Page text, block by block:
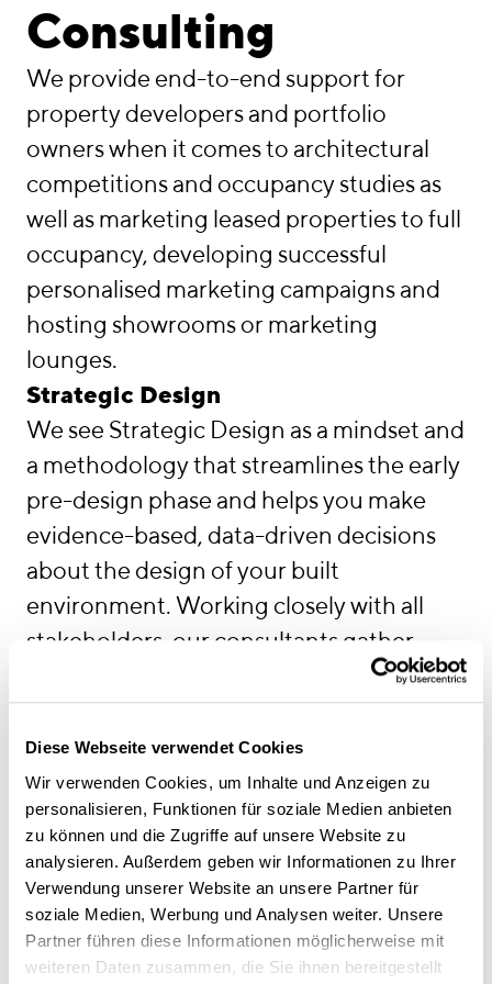
Diese Webseite verwendet Cookies
Wir verwenden Cookies, um Inhalte und Anzeigen zu
personalisieren, Funktionen für soziale Medien anbieten
zu können und die Zugriffe auf unsere Website zu
analysieren. Außerdem geben wir Informationen zu Ihrer
Verwendung unserer Website an unsere Partner für
soziale Medien, Werbung und Analysen weiter. Unsere
Partner führen diese Informationen möglicherweise mit
weiteren Daten zusammen, die Sie ihnen bereitgestellt
linkedininstagram
English
Imprint
Data Privacy
Consulting
We provide end-to-end support for
property developers and portfolio
owners when it comes to architectural
competitions and occupancy studies as
well as marketing leased properties to full
occupancy, developing successful
personalised marketing campaigns and
hosting showrooms or marketing
lounges.
Strategic Design
We see Strategic Design as a mindset and
a methodology that streamlines the early
pre-design phase and helps you make
evidence-based, data-driven decisions
about the design of your built
environment. Working closely with all
stakeholders, our consultants gather
comprehensive data about your spatial
configurations and process structures,
focusing on your current as well as future
needs in terms of workflows and
hierarchies. We curate the insights
gained in this process and present them
in a structured way with powerful visuals
and a clear-cut strategy for the task at
hand.